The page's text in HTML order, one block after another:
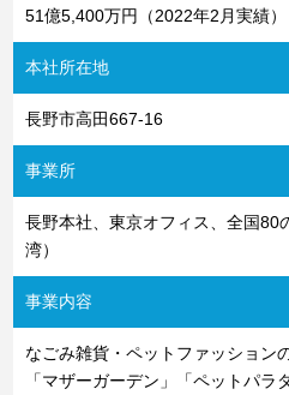
51億5,400万円（2022年2月実績）
本社所在地
長野市高田667-16
事業所
長野本社、東京オフィス、全国80
湾）
事業内容
なごみ雑貨・ペットファッション
「マザーガーデン」「ペットパ